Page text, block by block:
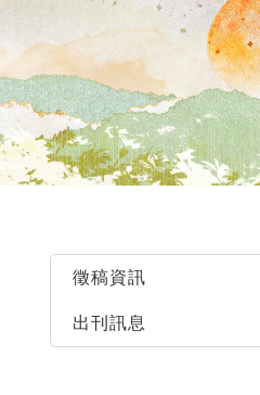
徵稿資訊
出刊訊息